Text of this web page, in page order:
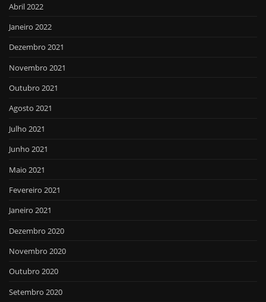
Abril 2022
Janeiro 2022
Dezembro 2021
Novembro 2021
Outubro 2021
Agosto 2021
Julho 2021
Junho 2021
Maio 2021
Fevereiro 2021
Janeiro 2021
Dezembro 2020
Novembro 2020
Outubro 2020
Setembro 2020